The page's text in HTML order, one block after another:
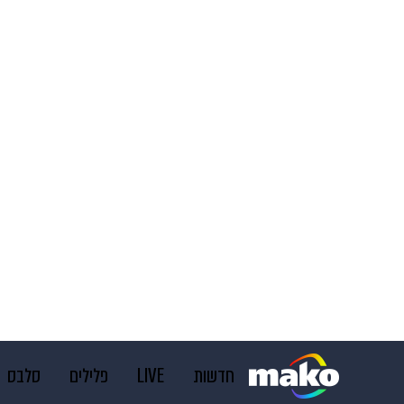
חדשות LIVE פלילים סלבס